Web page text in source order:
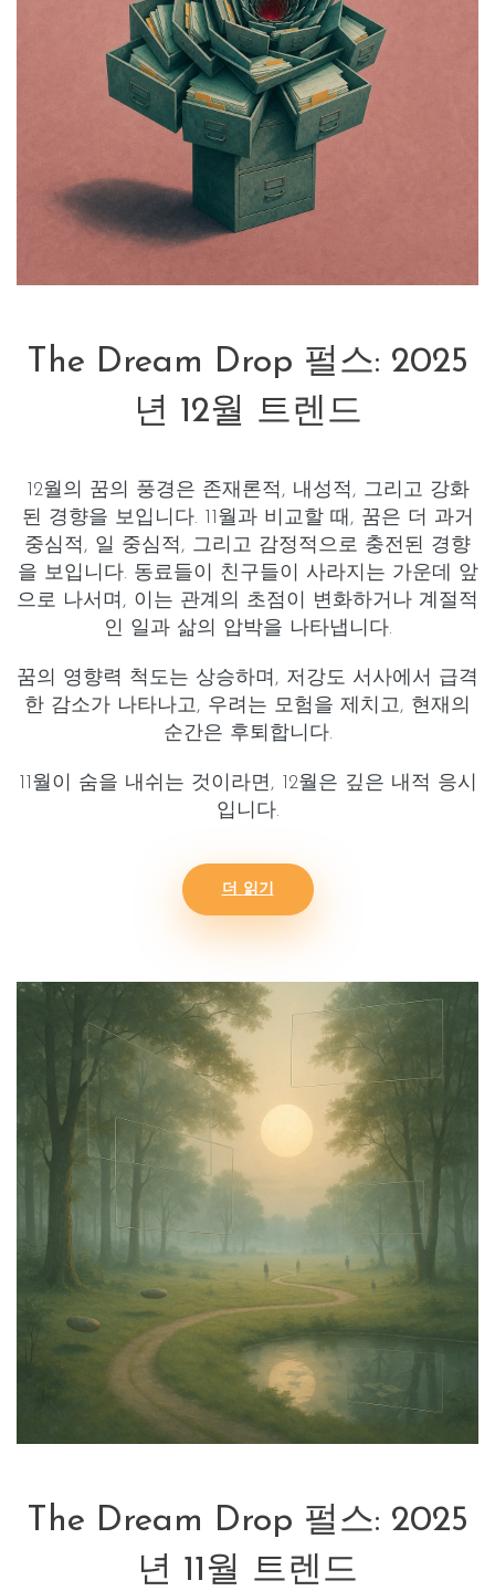
The Dream Drop 펄스: 2025
년 12월 트렌드
12월의 꿈의 풍경은 존재론적, 내성적, 그리고 강화
된 경향을 보입니다. 11월과 비교할 때, 꿈은 더 과거
중심적, 일 중심적, 그리고 감정적으로 충전된 경향
을 보입니다. 동료들이 친구들이 사라지는 가운데 앞
으로 나서며, 이는 관계의 초점이 변화하거나 계절적
인 일과 삶의 압박을 나타냅니다.
꿈의 영향력 척도는 상승하며, 저강도 서사에서 급격
한 감소가 나타나고, 우려는 모험을 제치고, 현재의
순간은 후퇴 합니다.
11월이 숨을 내쉬는 것이라면, 12월은 깊은 내적 응시
입니다.
더 읽기
The Dream Drop 펄스: 2025
년 11월 트렌드